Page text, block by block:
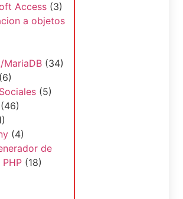
Access(3)
a objetos
MariaDB(34)
(5)
(46)
(4)
de
(18)